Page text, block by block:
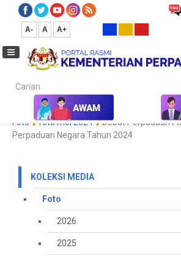
A- A A+
Carian...
Laman Utama Media Koleksi Media
Foto
foto mei 2024
Debat Perpaduan
Perpaduan Negara Tahun 2024
KOLEKSI MEDIA
Foto
2026
2025